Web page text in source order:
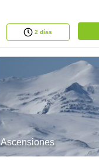
2 días
Ascensiones